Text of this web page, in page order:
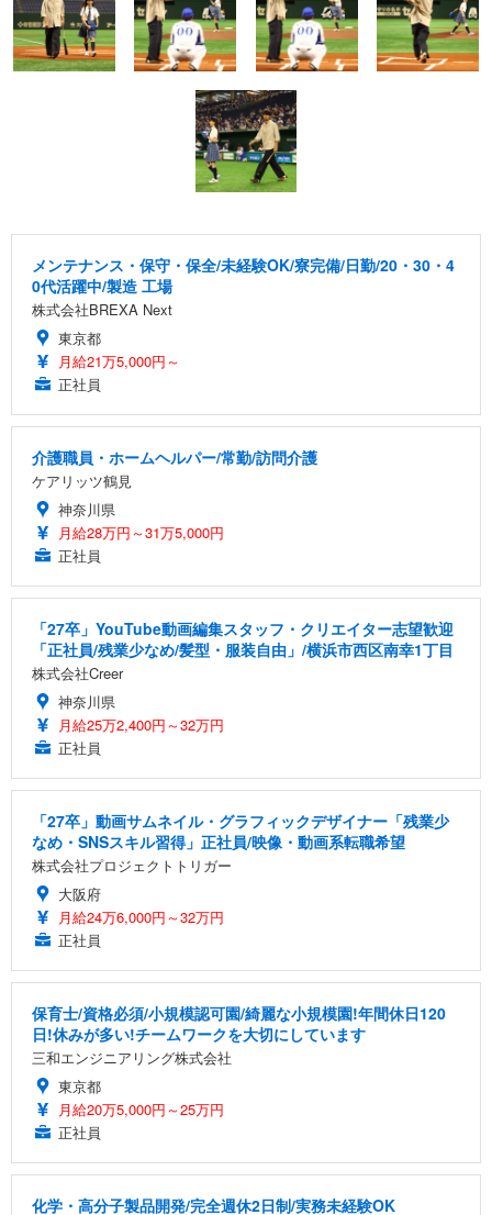
メンテナンス・保守・保全/未経験OK/寮完備/日勤/20・30・4
0代活躍中/製造 工場
株式会社BREXA Next
東京都
月給21万5,000円～
正社員
介護職員・ホームヘルパー/常勤/訪問介護
ケアリッツ鶴見
神奈川県
月給28万円～31万5,000円
正社員
「27卒」YouTube動画編集スタッフ・クリエイター志望歓迎
「正社員/残業少なめ/髪型・服装自由」/横浜市西区南幸1丁目
株式会社Creer
神奈川県
月給25万2,400円～32万円
正社員
「27卒」動画サムネイル・グラフィックデザイナー「残業少
なめ・SNSスキル習得」正社員/映像・動画系転職希望
株式会社プロジェクトトリガー
大阪府
月給24万6,000円～32万円
正社員
保育士/資格必須/小規模認可園/綺麗な小規模園!年間休日120
日!休みが多い!チームワークを大切にしています
三和エンジニアリング株式会社
東京都
月給20万5,000円～25万円
正社員
化学・高分子製品開発/完全週休2日制/実務未経験OK